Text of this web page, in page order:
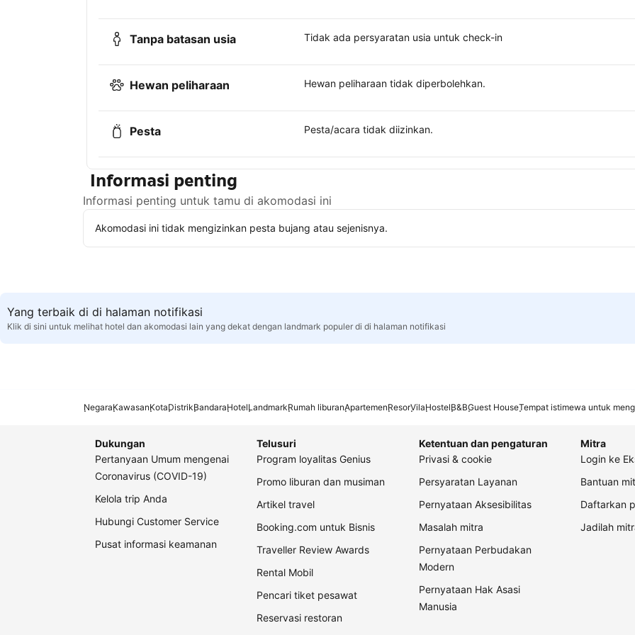
Tanpa batasan usia Tidak ada persyaratan usia untuk check-in
Hewan peliharaan Hewan peliharaan tidak diperbolehkan.
Pesta Pesta/acara tidak diizinkan.
Informasi penting
Informasi penting untuk tamu di akomodasi ini
Akomodasi ini tidak mengizinkan pesta bujang atau sejenisnya.
Yang terbaik di di halaman notifikasi
Klik di sini untuk melihat hotel dan akomodasi lain yang dekat dengan landmark populer di di halaman notifikasi
NegaraKawasanKotaDistrikBandaraHotelLandmarkRumah liburanApartemenResorVilaHostelB&BGuest HouseTempat istimewa untuk
Dukungan
Pertanyaan Umum mengenai
Coronavirus (COVID-19)
Kelola trip Anda
Hubungi Customer Service
Pusat informasi keamanan
Telusuri
Program loyalitas Genius
Promo liburan dan musiman
Artikel travel
Booking.com untuk Bisnis
Traveller Review Awards
Rental Mobil
Pencari tiket pesawat
Reservasi restoran
Ketentuan dan pengaturan
Privasi & cookie
Persyaratan Layanan
Pernyataan Aksesibilitas
Masalah mitra
Pernyataan Perbudakan
Modern
Pernyataan Hak Asasi
Manusia
Mitra
Login ke
Bantuan
Daftarkan
Jadilah